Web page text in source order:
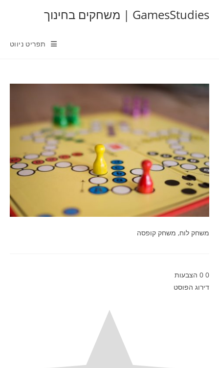
GamesStudies | משחקים בחינוך
תפריט ניווט
משחק לוח, משחק קופסה
0
0 הצבעות
דירוג הפוסט